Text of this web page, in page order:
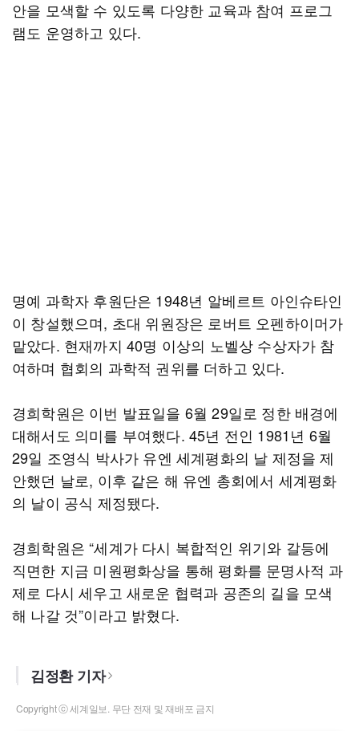
안을 모색할 수 있도록 다양한 교육과 참여 프로그
램도 운영하고 있다.
명예 과학자 후원단은 1948년 알베르트 아인슈타인
이 창설했으며, 초대 위원장은 로버트 오펜하이머가
맡았다. 현재까지 40명 이상의 노벨상 수상자가 참
여하며 협회의 과학적 권위를 더하고 있다.
경희학원은 이번 발표일을 6월 29일로 정한 배경에
대해서도 의미를 부여했다. 45년 전인 1981년 6월
29일 조영식 박사가 유엔 세계평화의 날 제정을 제
안했던 날로, 이후 같은 해 유엔 총회에서 세계평화
의 날이 공식 제정됐다.
경희학원은 “세계가 다시 복합적인 위기와 갈등에
직면한 지금 미원평화상을 통해 평화를 문명사적 과
제로 다시 세우고 새로운 협력과 공존의 길을 모색
해 나갈 것”이라고 밝혔다.
김정환 기자
Copyright ⓒ 세계일보. 무단 전재 및 재배포 금지